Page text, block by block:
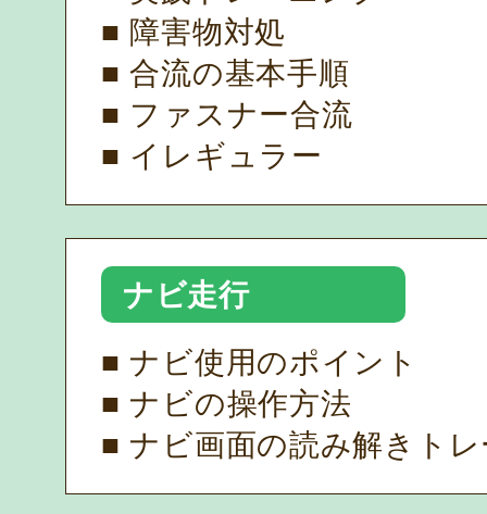
■ 障害物対処
■ 合流の基本手順
■ ファスナー合流
■ イレギュラー
ナビ走行
■ ナビ使用のポイント
■ ナビの操作方法
■ ナビ画面の読み解きト